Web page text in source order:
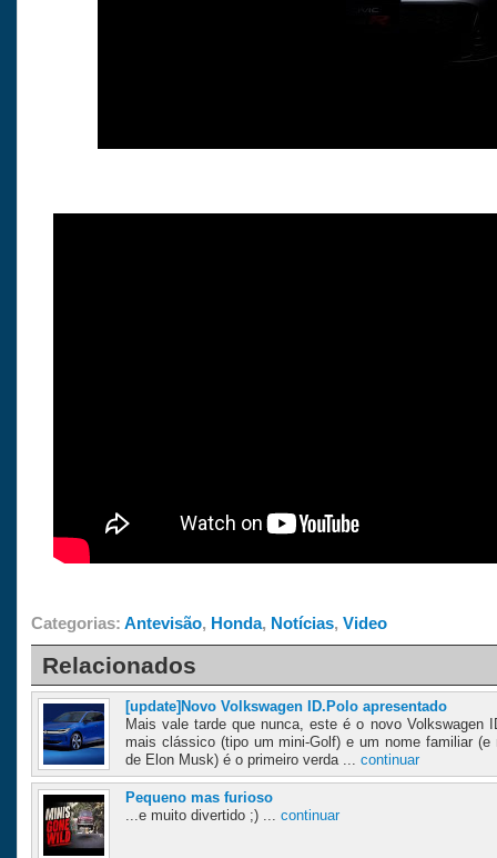
Categorias: Antevisão, Honda, Notícias, Video
Relacionados
[update]Novo Volkswagen ID.Polo apresentado
Mais vale tarde que nunca, este é o novo Volkswagen
mais clássico (tipo um mini-Golf) e um nome familiar
de Elon Musk) é o primeiro verda ... continuar
Pequeno mas furioso
...e muito divertido ;) ... continuar